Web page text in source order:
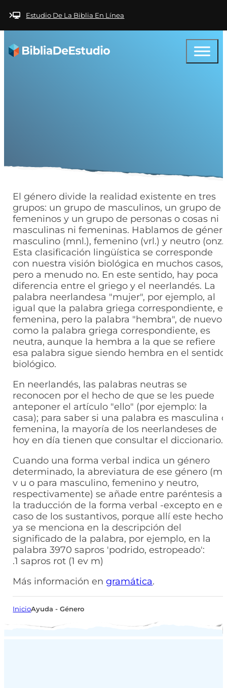
páginaEstudio De La Biblia En Línea
El género divide la realidad existente en tres
grupos: un grupo de masculinos, un grupo de
femeninos y un grupo de personas o cosas ni
masculinas ni femeninas. Hablamos de
masculino (mnl.), femenino (vrl.) y neutro
Esta clasificación lingüística se corresponde
con nuestra visión biológica en muchos casos,
pero a menudo no. En este sentido, hay poca
diferencia entre el griego y el neerlandés. La
palabra neerlandesa "mujer", por ejemplo, al
igual que la palabra griega correspondiente,
femenina, pero la palabra "hembra", de nuevo
como la palabra griega correspondiente, es
neutra, aunque la hembra a la que se refiere
esa palabra sigue siendo hembra en el sentido
biológico.
En neerlandés, las palabras neutras se
reconocen por el hecho de que se les puede
anteponer el artículo "ello" (por ejemplo: la
casa); para saber si una palabra es masculina o
femenina, la mayoría de los neerlandeses de
hoy en día tienen que consultar el diccionario.
Cuando una forma verbal indica un género
determinado, la abreviatura de ese género (m,
v u o para masculino, femenino y neutro,
respectivamente) se añade entre paréntesis a
la traducción de la forma verbal -excepto en el
caso de los sustantivos, porque allí este hecho
ya se menciona en la descripción del
significado de la palabra, por ejemplo, en la
palabra 3970 sapros 'podrido, estropeado':
.1 sapros rot (1 ev m)
Más información engramática.
InicioAyuda - Género